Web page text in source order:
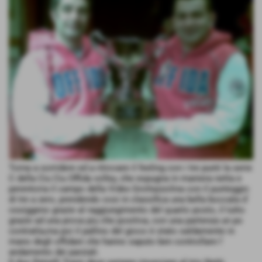
Torna a sorridere ed a ritrovare il feeling con i tre punti la serie
C della Ciu Ciu Offida volley, che espugna in maniera netta e
perentoria il campo della Videx Grottazzolina con il punteggio
di tre a zero, prendendo cosi in classifica una bella boccata d´
ossiggeno grazie al raggiungimento del quarto posto, il tutto
grazie ad una prova piu che positiva, con una partenza un po
contratta,ma poi il pallino del gioco è stato saldamente in
mano degli offidani che hanno saputo ben controllare l´
andamento dei parziali.